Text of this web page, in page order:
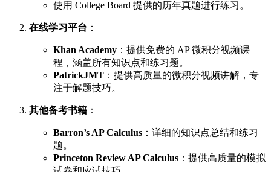
使用 College Board 提供的历年真题进行练习。
在线学习平台 ：
Khan Academy ：提供免费的 AP 微积分视频课
程，涵盖所有知识点和练习题。
PatrickJMT ：提供高质量的微积分视频讲解，专
注于解题技巧。
其他备考书籍 ：
Barron’s AP Calculus ：详细的知识点总结和练习
题。
Princeton Review AP Calculus ：提供高质量的模拟